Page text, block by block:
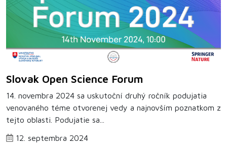
Slovak Open Science Forum
14. novembra 2024 sa uskutoční druhý ročník podujatia
venovaného téme otvorenej vedy a najnovším poznatkom z
tejto oblasti. Podujatie sa...
12. septembra 2024